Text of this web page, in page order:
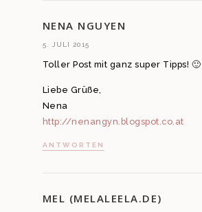
NENA NGUYEN
5. JULI 2015
Toller Post mit ganz super Tipps! 🙂
Liebe Grüße,
Nena
http://nenangyn.blogspot.co.at
ANTWORTEN
MEL (MELALEELA.DE)